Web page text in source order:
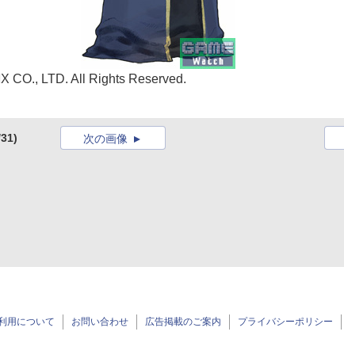
CO., LTD. All Rights Reserved.
次の画像
用について お問い合わせ 広告掲載のご案内 プライバシーポリシー